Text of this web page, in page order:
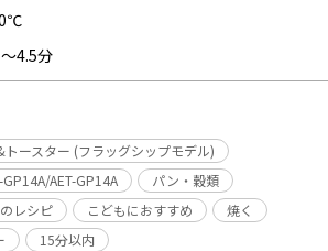
4.5分
ースター (フラッグシップモデル)
GP14A/AET-GP14A
パン・穀類
レシピ こどもにおすすめ
焼く
15分以内